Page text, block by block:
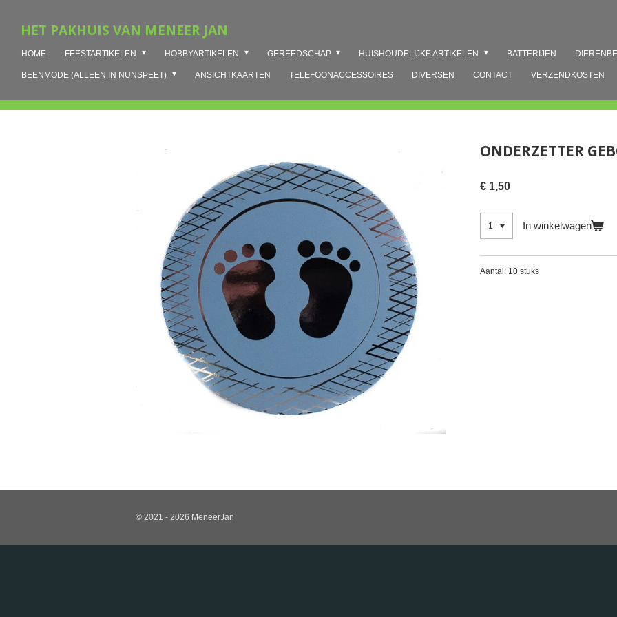
direct
hoofdinhoud
HET PAKHUIS VAN MENEER JAN
HOME FEESTARTIKELEN HOBBYARTIKELEN GEREEDSCHAP HUISHOUDELIJKE ARTIKELEN BATTERIJEN
BEENMODE (ALLEEN IN NUNSPEET) ANSICHTKAARTEN TELEFOONACCESSOIRES DIVERSEN CONTACT VERZENDKOSTEN
ONDERZETTER
€ 1,50
In winkelwagen
Aantal: 10 stuks
© 2021 - 2026 MeneerJan